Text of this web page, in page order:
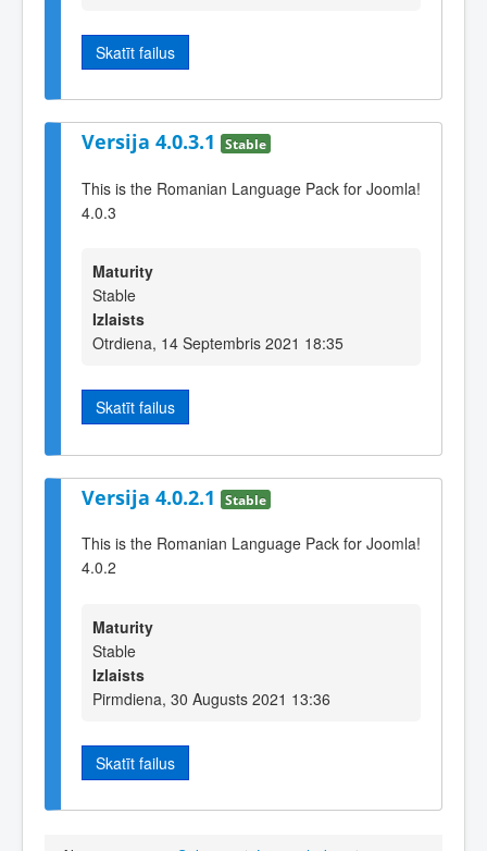
Skatīt failus
Versija 4.0.3.1 Stable
This is the Romanian Language Pack for Joomla!
4.0.3
Maturity
Stable
Izlaists
Otrdiena, 14 Septembris 2021 18:35
Skatīt failus
Versija 4.0.2.1 Stable
This is the Romanian Language Pack for Joomla!
4.0.2
Maturity
Stable
Izlaists
Pirmdiena, 30 Augusts 2021 13:36
Skatīt failus